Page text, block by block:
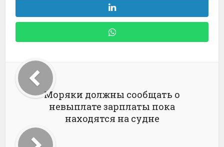
Моряки должны сообщать о
невыплате зарплаты пока
находятся на судне